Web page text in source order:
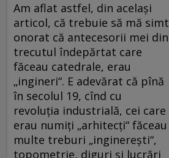
Am aflat astfel, din acelaşi
articol, că trebuie să mă simt
onorat că antecesorii mei din
trecutul îndepărtat care
făceau catedrale, erau
„ingineri“. E adevărat că pînă
în secolul 19, cînd cu
revoluţia industrială, cei care
erau numiţi „arhitecţi“ făceau
multe treburi „inginereşti“,
topometrie, diguri şi lucrări